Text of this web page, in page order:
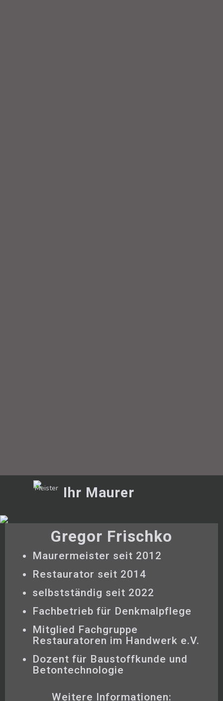
Ihr Maurer
Gregor Frischko
Maurermeister seit 2012
Restaurator seit 2014
selbstständig seit 2022
Fachbetrieb für Denkmalpflege
Mitglied Fachgruppe
Restauratoren im Handwerk e.V.
Dozent für Baustoffkunde und
Betontechnologie
Weitere Informationen: